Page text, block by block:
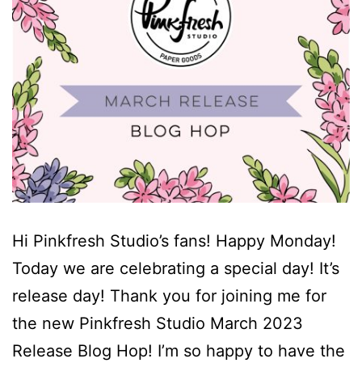
Hi Pinkfresh Studio’s fans! Happy Monday!
Today we are celebrating a special day! It’s
release day! Thank you for joining me for
the new Pinkfresh Studio March 2023
Release Blog Hop! I’m so happy to have the